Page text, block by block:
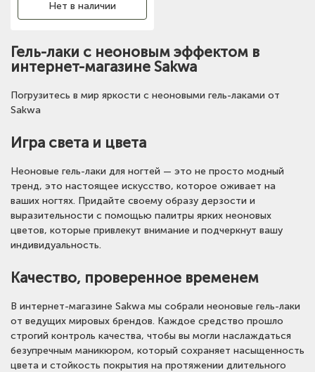
Нет в наличии
Гель-лаки с неоновым эффектом в
интернет-магазине Sakwa
Погрузитесь в мир яркости с неоновыми гель-лаками от
Sakwa
Игра света и цвета
Неоновые гель-лаки для ногтей — это не просто модный
тренд, это настоящее искусство, которое оживает на
ваших ногтях. Придайте своему образу дерзости и
выразительности с помощью палитры ярких неоновых
цветов, которые привлекут внимание и подчеркнут вашу
индивидуальность.
Качество, проверенное временем
В интернет-магазине Sakwa мы собрали неоновые гель-лаки
от ведущих мировых брендов. Каждое средство прошло
строгий контроль качества, чтобы вы могли наслаждаться
безупречным маникюром, который сохраняет насыщенность
цвета и стойкость покрытия на протяжении длительного